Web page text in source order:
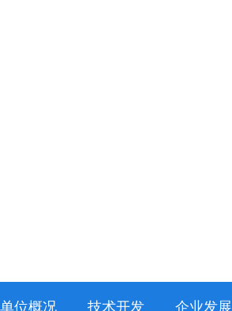
单位概况 技术开发 企业发展